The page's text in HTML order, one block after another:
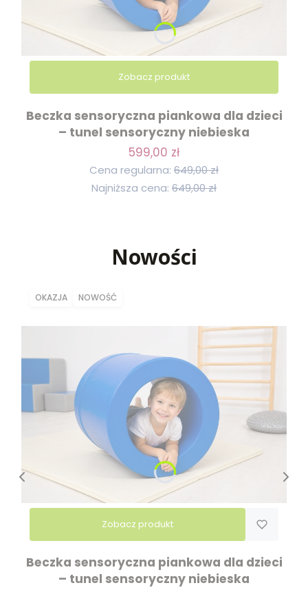
Zobacz produkt
Beczka sensoryczna piankowa dla dzieci
– tunel sensoryczny niebieska
599,00 zł
Cena regularna: 649,00 zł
Najniższa cena: 649,00 zł
Nowości
OKAZJA NOWOŚĆ
Zobacz produkt
Beczka sensoryczna piankowa dla dzieci
– tunel sensoryczny niebieska